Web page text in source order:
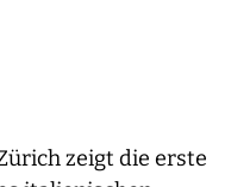
zeigt die erste